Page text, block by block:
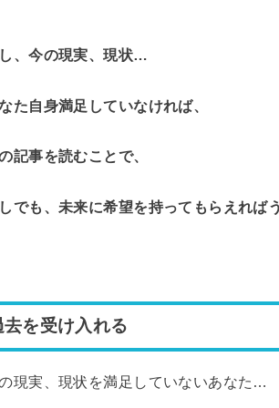
、今の現実、現状…
た自身満足していなければ、
記事を読むことで、
でも、未来に希望を持ってもらえれば
去を受け入れる
現実、現状を満足していないあなた…